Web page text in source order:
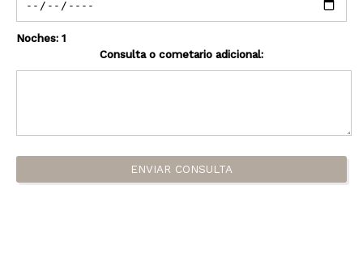
Noches: 1
Consulta o cometario adicional:
ENVIAR CONSULTA